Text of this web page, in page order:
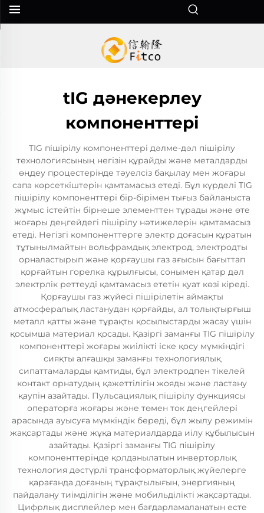
tIG дәнекерлеу
компоненттері
TIG пішірілу компоненттері дәлме-дәл пішірілу
технологиясының негізін құрайды және металдарды
өңдеу процестерінде тәуелсіз бақылау мен жоғары
сапа көрсеткіштерін қамтамасыз етеді. Бұл күрделі TIG
пішірілу компоненттері бір-бірімен тығыз байланыста
жұмыс істейтін бірнеше элементтен тұрады және өте
жоғары деңгейдегі пішірілу нәтижелерін қамтамасыз
етеді. Негізгі компоненттерге электр доғасын құратын
тұтынылмайтын вольфрамдық электрод, электродты
орналастырып және қорғаушы газ ағысын бағыттап
қорғайтын горелка құрылғысы, сонымен қатар дәл
электрлік реттеуді қамтамасыз ететін қуат көзі кіреді.
Қорғаушы газ жүйесі пішірілетін аймақты
атмосфералық ластанудан қорғайды, ал толықтырғыш
металл қатты және тұрақты қосылыстарды жасау үшін
қосымша материал қосады. Қазіргі заманғы TIG пішірілу
компоненттері жоғары жиілікті іске қосу мүмкіндігі
сияқты алғашқы заманғы технологиялық
сипаттамаларды қамтиды, бұл электродпен тікелей
контакт орнатудың қажеттілігін жояды және ластану
қаупін азайтады. Пульсациялық пішірілу функциясы
операторға жоғары және төмен ток деңгейлері
арасында ауысуға мүмкіндік береді, бұл жылу режимін
жақсартады және жұқа материалдарда иілу құбылысын
азайтады. Қазіргі заманғы TIG пішірілу
компоненттерінде қолданылатын инверторлық
технология дәстүрлі трансформаторлық жүйелерге
қарағанда доғаның тұрақтылығын, энергияның
пайдалану тиімділігін және мобильділікті жақсартады.
Цифрлық дисплейлер мен бағдарламаланатын есте